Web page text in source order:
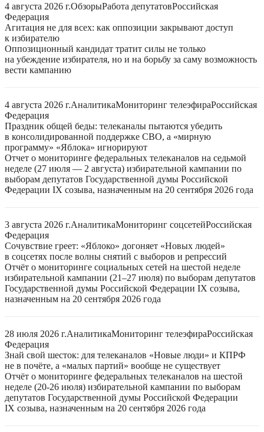
4 августа 2026 г.ОбзорыРабота депутатовРоссийская
Федерация
Агитация не для всех: как оппозиции закрывают доступ
к избирателю
Оппозиционный кандидат тратит силы не только
на убеждение избирателя, но и на борьбу за саму возможность
вести кампанию
4 августа 2026 г.АналитикаМониторинг телеэфираРоссийская
Федерация
Праздник общей беды: телеканалы пытаются убедить
в консолидированной поддержке СВО, а «мирную
программу» «Яблока» игнорируют
Отчет о мониторинге федеральных телеканалов на седьмой
неделе (27 июля — 2 августа) избирательной кампании по
выборам депутатов Государственной думы Российской
Федерации IX созыва, назначенным на 20 сентября 2026 года
3 августа 2026 г.АналитикаМониторинг соцсетейРоссийская
Федерация
Сочувствие греет: «Яблоко» догоняет «Новых людей»
в соцсетях после волны снятий с выборов и репрессий
Отчёт о мониторинге социальных сетей на шестой неделе
избирательной кампании (21–27 июля) по выборам депутатов
Государственной думы Российской Федерации IX созыва,
назначенным на 20 сентября 2026 года
28 июля 2026 г.АналитикаМониторинг телеэфираРоссийская
Федерация
Знай свой шесток: для телеканалов «Новые люди» и КПРФ
не в почёте, а «малых партий» вообще не существует
Отчёт о мониторинге федеральных телеканалов на шестой
неделе (20-26 июля) избирательной кампании по выборам
депутатов Государственной думы Российской Федерации
IX созыва, назначенным на 20 сентября 2026 года